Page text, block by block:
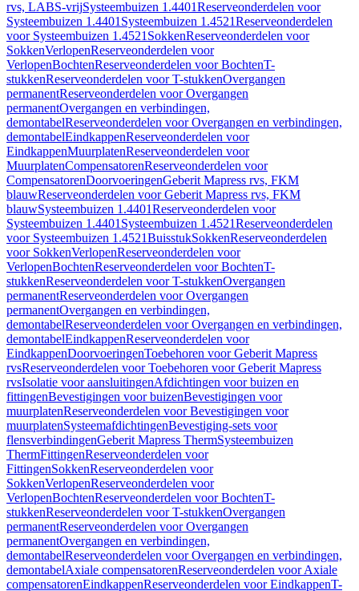
rvs, LABS-vrijSysteembuizen 1.4401Reserveonderdelen voor
Systeembuizen 1.4401 Systeembuizen 1.4521Reserveonderdelen
voor Systeembuizen 1.4521 SokkenReserveonderdelen voor
SokkenVerlopenReserveonderdelen voor
VerlopenBochtenReserveonderdelen voor BochtenT-
stukkenReserveonderdelen voor T-stukkenOvergangen
permanentReserveonderdelen voor Overgangen
permanentOvergangen en verbindingen,
demontabelReserveonderdelen voor Overgangen en verbindingen,
demontabelEindkappenReserveonderdelen voor
EindkappenMuurplatenReserveonderdelen voor
MuurplatenCompensatorenReserveonderdelen voor
CompensatorenDoorvoeringenGeberit Mapress rvs, FKM
blauwReserveonderdelen voor Geberit Mapress rvs, FKM
blauwSysteembuizen 1.4401Reserveonderdelen voor
Systeembuizen 1.4401 Systeembuizen 1.4521Reserveonderdelen
voor Systeembuizen 1.4521BuisstukSokkenReserveonderdelen
voor SokkenVerlopenReserveonderdelen voor
VerlopenBochtenReserveonderdelen voor BochtenT-
stukkenReserveonderdelen voor T-stukkenOvergangen
permanentReserveonderdelen voor Overgangen
permanentOvergangen en verbindingen,
demontabelReserveonderdelen voor Overgangen en verbindingen,
demontabelEindkappenReserveonderdelen voor
EindkappenDoorvoeringenToebehoren voor Geberit Mapress
rvsReserveonderdelen voor Toebehoren voor Geberit Mapress
rvsIsolatie voor aansluitingenAfdichtingen voor buizen en
fittingenBevestigingen voor buizenBevestigingen voor
muurplatenReserveonderdelen voor Bevestigingen voor
muurplatenSysteemafdichtingenBevestiging-sets voor
flensverbindingenGeberit Mapress ThermSysteembuizen
ThermFittingenReserveonderdelen voor
FittingenSokkenReserveonderdelen voor
SokkenVerlopenReserveonderdelen voor
VerlopenBochtenReserveonderdelen voor BochtenT-
stukkenReserveonderdelen voor T-stukkenOvergangen
permanentReserveonderdelen voor Overgangen
permanentOvergangen en verbindingen,
demontabelReserveonderdelen voor Overgangen en verbindingen,
demontabelAxiale compensatorenReserveonderdelen voor Axiale
compensatorenEindkappenReserveonderdelen voor EindkappenT-